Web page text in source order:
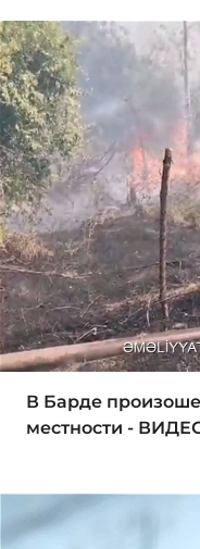
В Барде
местности -